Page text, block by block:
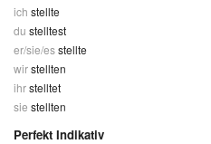
ich stellte
du stelltest
er/sie/esstellte
wirstellten
ihrstelltet
sie stellten
Perfekt Indikativ